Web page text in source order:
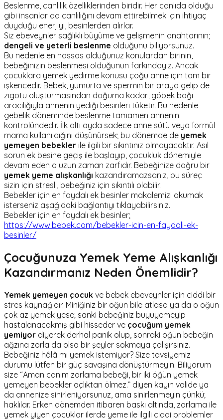
Beslenme, canlılık özelliklerinden biridir. Her canlıda olduğu
gibi insanlar da canlılığını devam ettirebilmek için ihtiyaç
duyduğu enerjiyi, besinlerden alırlar.
Siz ebeveynler sağlıklı büyüme ve gelişmenin anahtarının;
dengeli ve yeterli beslenme olduğunu biliyorsunuz.
Bu nedenle en hassas olduğunuz konulardan birinin,
bebeğinizin beslenmesi olduğunun farkındayız. Ancak
çocuklara yemek yedirme konusu çoğu anne için tam bir
işkencedir. Bebek, yumurta ve spermin bir araya gelip de
zigotu oluşturmasından doğuma kadar, göbek bağı
aracılığıyla annenin yediği besinleri tüketir. Bu nedenle
gebelik döneminde beslenme tamamen annenin
kontrolündedir. İlk altı ayda sadece anne sütü veya formül
mama kullanıldığını düşünürsek; bu dönemde de yemek
yemeyen bebekler ile ilgili bir sıkıntınız olmayacaktır. Asıl
sorun ek besine geçiş ile başlayıp, çocukluk dönemiyle
devam eden o uzun zaman zarfıdır. Bebeğinize doğru bir
yemek yeme alışkanlığı kazandıramazsanız, bu süreç
sizin için stresli, bebeğiniz için sıkıntılı olabilir.
Bebekler için en faydalı ek besinler makalemizi okumak
isterseniz aşağıdaki bağlantıyı tıklayabilirsiniz.
Bebekler için en faydalı ek besinler;
https://www.bebek.com/bebekler-icin-en-faydali-ek-
besinler/
Çocuğunuza Yemek Yeme Alışkanlığı
Kazandırmanız Neden Önemlidir?
Yemek yemeyen çocuk ve bebek ebeveynler için ciddi bir
stres kaynağıdır. Miniğiniz bir öğün bile atlasa ya da o öğün
çok az yemek yese; sanki bebeğiniz büyüyemeyip
hastalanacakmış gibi hisseder ve çocuğum yemek
yemiyor diyerek derhal panik olup, sonraki öğün bebeğin
ağzına zorla da olsa bir şeyler sokmaya çalışırsınız.
Bebeğiniz hâlâ mı yemek istemiyor? Size tavsiyemiz
durumu lütfen bir güç savaşına dönüştürmeyin. Biliyorum
size “Aman canım zorlama bebeği, bir iki öğün yemek
yemeyen bebekler açlıktan ölmez.” diyen kayın valide ya
da annenize sinirleniyorsunuz, ama sinirlenmeyin çünkü;
haklılar. Erken dönemden itibaren baskı altında, zorlama ile
yemek yiyen çocuklar ilerde yeme ile ilgili ciddi problemler